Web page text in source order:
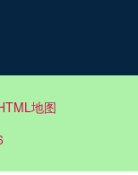
地图